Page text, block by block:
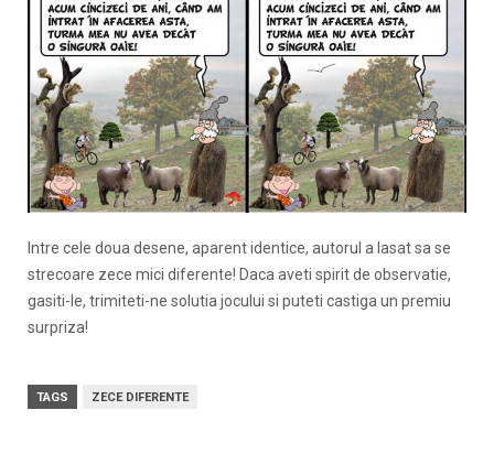
Intre cele doua desene, aparent identice, autorul a lasat sa se
strecoare zece mici diferente! Daca aveti spirit de observatie,
gasiti-le, trimiteti-ne solutia jocului si puteti castiga un premiu
surpriza!
TAGS ZECE DIFERENTE